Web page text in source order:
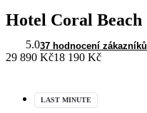
Hotel Coral Beach
5.037 hodnocení zákazníků
29 890 Kč18 190 Kč
LAST MINUTE